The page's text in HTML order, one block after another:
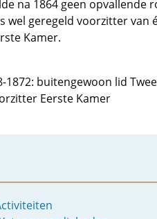
na 1864 geen opvallende
wel geregeld voorzitter van
Kamer.
buitengewoon lid
Eerste Kamer